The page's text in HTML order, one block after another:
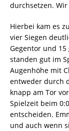
durchsetzen.
Hierbei kam es
vier Siegen
Gegentor und 15
standen gut im
Augenhöhe mit
entweder durch
knapp am Tor
Spielzeit beim
entscheiden.
und auch wenn